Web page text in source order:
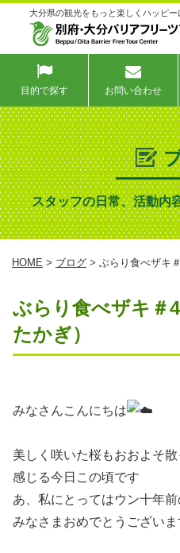
大分県の観光をもっと楽しくハッピー
目的で探す お問い合わせ
スタッフの日常、活動内
HOME > ブログ > ぶらり食べザキ
ぶらり食べザキ＃
たかぎ）
みなさんこんにちは
美しく咲いた桜もおおよそ
感じる今日この頃です
あ、私にとってはウン十年
みなさまおめでとうござい